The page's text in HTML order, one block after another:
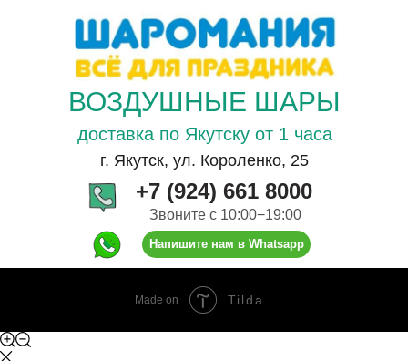
ВОЗДУШНЫЕ ШАРЫ
доставка по Якутску от 1 часа
г. Якутск, ул. Короленко, 25
+7 (924) 661 8000
Напишите нам в Whatsapp
Звоните с 10:00−19:00
Made on Tilda